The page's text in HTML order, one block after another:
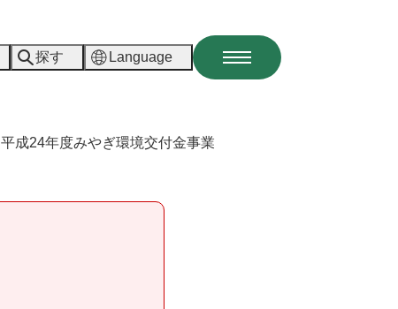
探す Language
平成24年度みやぎ環境交付金事業